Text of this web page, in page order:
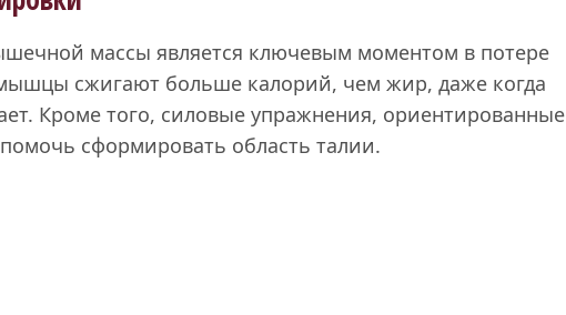
массы является ключевым моментом в потере
сжигают больше калорий, чем жир, даже когда
Кроме того, силовые упражнения, ориентированные
сформировать область талии.